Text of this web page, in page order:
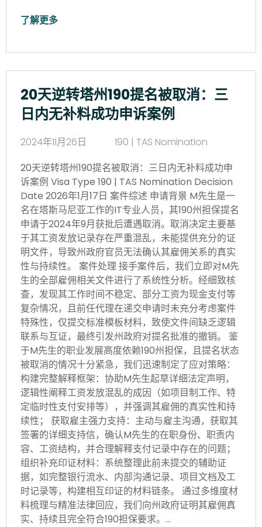
了解更多
20天逆转塔州190提名被取消：三
日内无补料成功申诉案例
2024年11月26日
190 | TAS Nomination
20天逆转塔州190提名被取消：三日内无补料成功申
诉案例 Visa Type 190 | TAS Nomination Decision
Date 2026年1月17日 案件综述 申请背景 M先生是一
名在塔斯马尼亚工作的IT专业人员，其190州担保提名
申请于2024年9月获批后遭遇取消。取消决定主要基
于其工资发放记录存在严重混乱，未能提供充分的证
明文件，导致州政府官员无法确认其雇佣关系的真实
性与持续性。 案件处理 接手案件后，我们立即对M先
生的全部雇佣相关文件进行了系统性分析。经细致核
查，发现其工作时间不稳定、部分工资为现金支付等
复杂情况，且前任代理在递交申请时未充分考虑案件
特殊性，仅提交标准模板材料，致使文件间缺乏逻辑
联系与互证，最终引发州政府对提名批准的撤销。 鉴
于M先生的职业发展高度依赖190州担保，且提名状态
被取消的情况十分紧急，我们迅速制定了应对策略：
构建完整解释框架：协助M先生起草详细法定声明，
逻辑性阐释工资发放混乱的成因（如项目制工作、特
定临时性支付安排等），并强调其雇佣的真实性和持
续性； 获取雇主强力支持：主动与雇主沟通，获取其
签署的详细支持信，确认M先生的在职身份、职责内
容、工资结构，并合理解释支付记录中存在的问题；
组织补充印证材料：系统整理此前未提交的辅助证
据，如完整银行流水、内部沟通记录、项目文档及工
时记录等，构建相互印证的材料链条。 通过多维度材
料梳理与精准法律回应，我们向州政府证明其雇佣真
实、持续且完全符合190担保要求。…